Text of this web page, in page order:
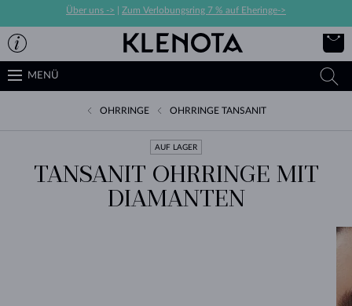
Über uns -> Zum Verlobungsring 7 % auf Eheringe->
MENÜ
OHRRINGE OHRRINGE TANSANIT
AUF LAGER
TANSANIT OHRRINGE MIT
DIAMANTEN